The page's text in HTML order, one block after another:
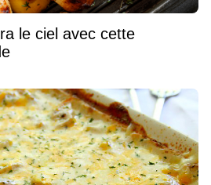
le ciel avec cette